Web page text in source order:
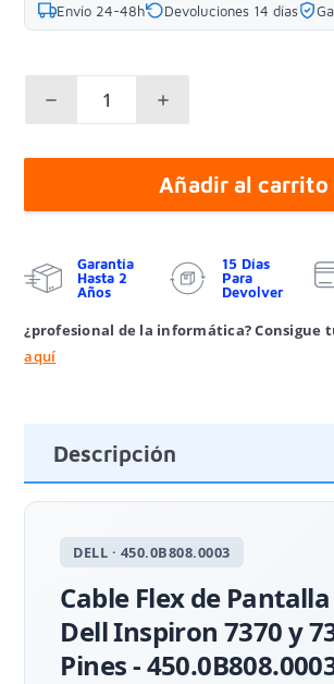
Envío 24-48h Devoluciones 14 días
Añadir al carrito
Garantía
Hasta 2
Años
15 Días
Para
Devolver
¿profesional de la informática? Consigue
aquí
Descripción
DELL · 450.0B808.0003
Cable Flex de
Dell Inspiron 7370 y
Pines -